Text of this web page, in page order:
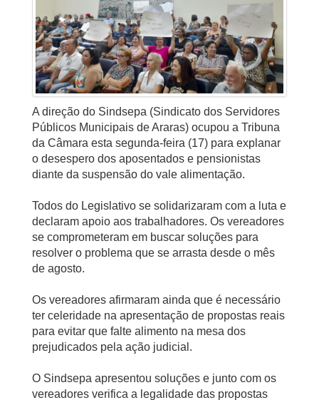
A direção do Sindsepa (Sindicato dos Servidores
Públicos Municipais de Araras) ocupou a Tribuna
da Câmara esta segunda-feira (17) para explanar
o desespero dos aposentados e pensionistas
diante da suspensão do vale alimentação.
Todos do Legislativo se solidarizaram com a luta e
declaram apoio aos trabalhadores. Os vereadores
se comprometeram em buscar soluções para
resolver o problema que se arrasta desde o mês
de agosto.
Os vereadores afirmaram ainda que é necessário
ter celeridade na apresentação de propostas reais
para evitar que falte alimento na mesa dos
prejudicados pela ação judicial.
O Sindsepa apresentou soluções e junto com os
vereadores verifica a legalidade das propostas